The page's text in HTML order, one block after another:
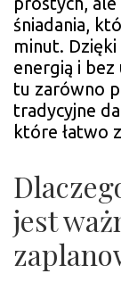
śniadania,
minut. Dzięki
energią i bez
tu zarówno
tradycyjne
które łatwo
jest